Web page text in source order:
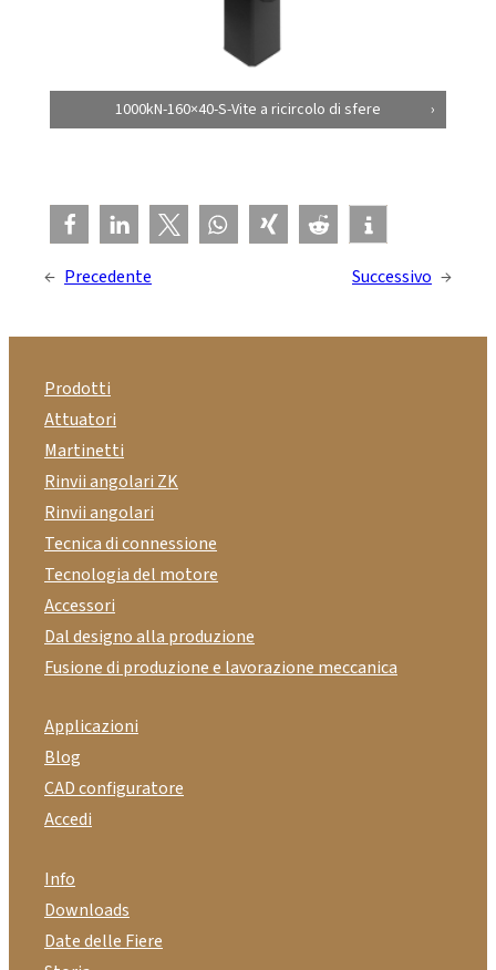
1000kN-160×40-S-Vite a ricircolo di sfere
← Precedente Successivo →
Prodotti
Attuatori
Martinetti
Rinvii angolari ZK
Rinvii angolari
Tecnica di connessione
Tecnologia del motore
Accessori
Dal designo alla produzione
Fusione di produzione e lavorazione meccanica
Applicazioni
Blog
CAD configuratore
Accedi
Info
Downloads
Date delle Fiere